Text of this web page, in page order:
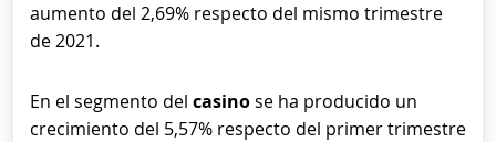
aumento del 2,69% respecto del mismo trimestre
de 2021.
En el segmento del casinose ha producido un
crecimiento del 5,57% respecto del primer trimestre